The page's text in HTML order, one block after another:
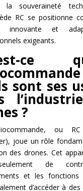
la souveraineté
RC se positionne
innovante et
exigeants.
ce
sont ses
?
ou RC
joue un rôle
des drones. Cet
de
et les fonctions
d’accéder à